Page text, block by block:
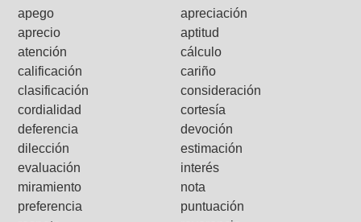
apego
apreciación
aprecio
aptitud
atención
cálculo
calificación
cariño
clasificación
consideración
cordialidad
cortesía
deferencia
devoción
dilección
estimación
evaluación
interés
miramiento
nota
preferencia
puntuación